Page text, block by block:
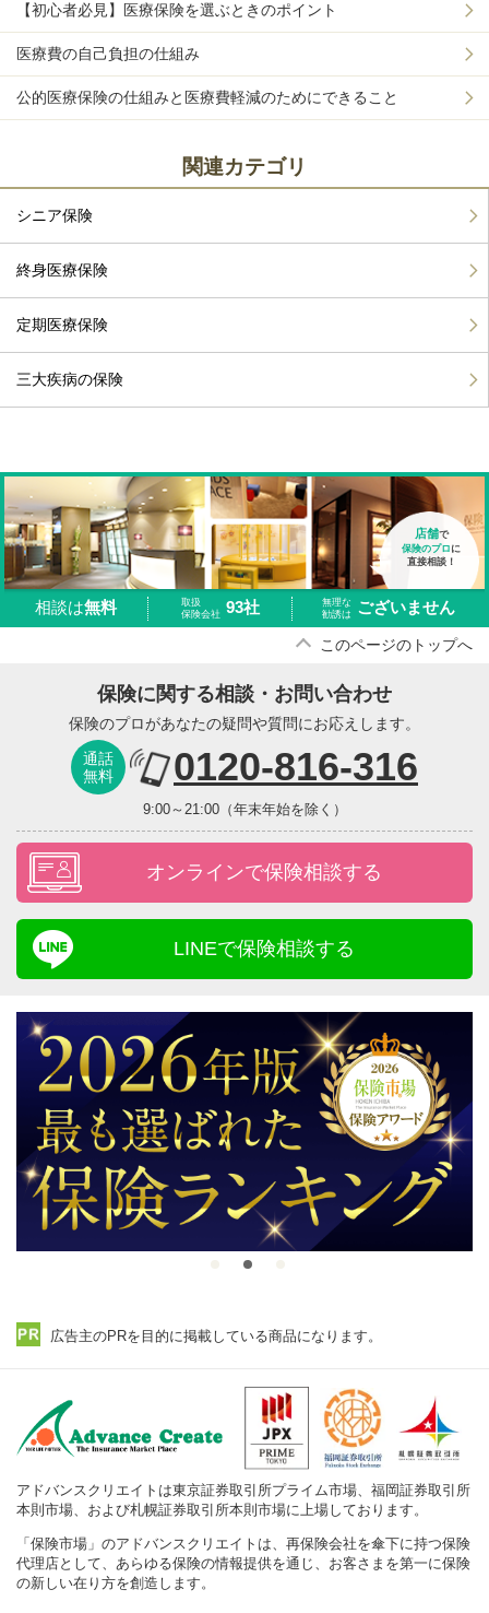
【初心者必見】医療保険を選ぶときのポイント
医療費の自己負担の仕組み
公的医療保険の仕組みと医療費軽減のためにできること
関連カテゴリ
シニア保険
終身医療保険
定期医療保険
三大疾病の保険
店舗で
保険のプロ に
直接相談！
相談は無料
取扱
保険会社 93社
無理な
勧誘は
ございません
このページのトップへ
保険に関する相談・お問い合わせ
保険のプロがあなたの疑問や質問にお応えします。
通話
無料
0120-816-316
9:00～21:00（年末年始を除く）
オンラインで保険相談する
LINEで保険相談する
広告主のPRを目的に掲載している商品になります。
アドバンスクリエイトは東京証券取引所プライム市場、福岡証券取引所
本則市場、および札幌証券取引所本則市場に上場しております。
「保険市場」のアドバンスクリエイトは、再保険会社を傘下に持つ保険
代理店として、あらゆる保険の情報提供を通じ、お客さまを第一に保険
の新しい在り方を創造します。